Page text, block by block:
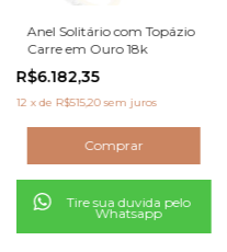
Anel Solitário com Topázio
Carre em Ouro 18k
R$6.182,35
12 xde R$515,20 sem juros
Tire sua duvida pelo
Whatsapp